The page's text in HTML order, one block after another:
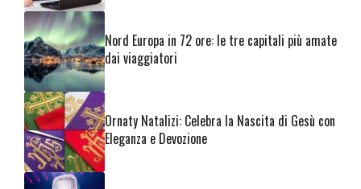
Nord Europa in 72 ore: le tre capitali più amate
dai viaggiatori
Ornaty Natalizi: Celebra la Nascita di Gesù con
Eleganza e Devozione